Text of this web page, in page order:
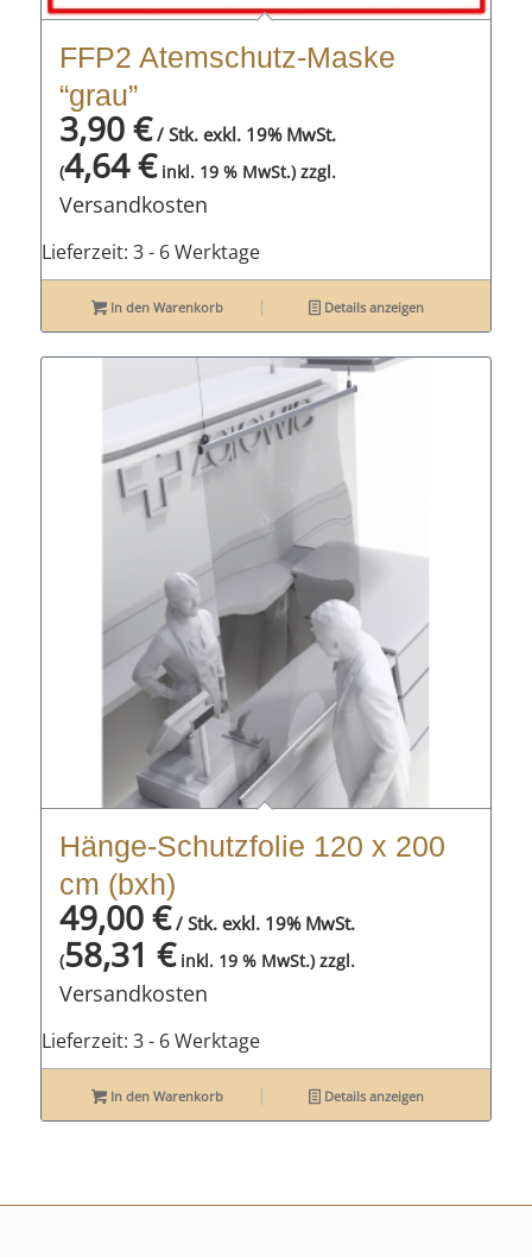
FFP2 Atemschutz-Maske
“grau”
3,90€/ Stk. exkl. 19% MwSt.
(4,64€inkl. 19 % MwSt.) zzgl.
Versandkosten
Lieferzeit: 3 - 6 Werktage
In den Warenkorb Details anzeigen
Hänge-Schutzfolie 120 x 200
cm (bxh)
49,00€/ Stk. exkl. 19% MwSt.
(58,31 €inkl. 19 % MwSt.) zzgl.
Versandkosten
Lieferzeit: 3 - 6 Werktage
In den Warenkorb Details anzeigen